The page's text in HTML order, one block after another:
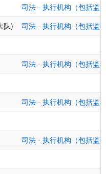
司法 - 执行机构（包括监
队)
司法 - 执行机构（包括监
司法 - 执行机构（包括监
司法 - 执行机构（包括监
司法 - 执行机构（包括监